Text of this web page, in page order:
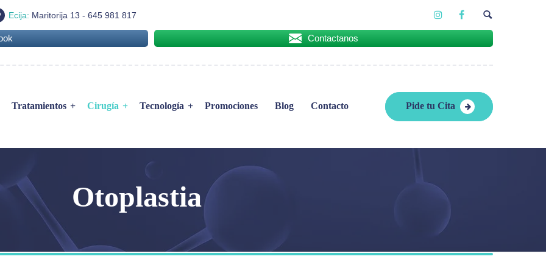
Ecija: Maritorija 13 - 645 981 817
Contactanos
Tratamientos
Ginecológica
Cirugía
Capilar
Tecnología
EMFACE
EMSCULPT
Promociones Blog Contacto Pide tu Cita
Otoplastia